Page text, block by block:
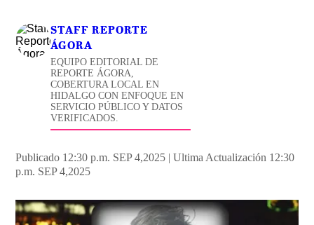
STAFF REPORTE
ÁGORA
EQUIPO EDITORIAL DE
REPORTE ÁGORA,
COBERTURA LOCAL EN
HIDALGO CON ENFOQUE EN
SERVICIO PÚBLICO Y DATOS
VERIFICADOS.
Publicado 12:30 p.m. SEP 4,2025 | Ultima Actualización 12:30
p.m. SEP 4,2025